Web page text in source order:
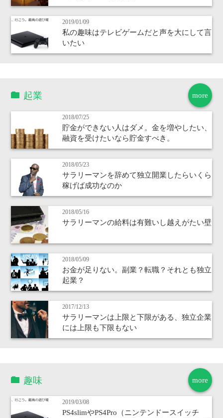
2019/01/09
私の趣味はテレビゲームだと声を大にして言
いたい
more
起業
2018/07/25
貯金ができない人はダメ。金を増やしたい、
融資を受けたいなら貯金すべき。
2018/05/23
サラリーマンを辞めて独立開業したらいくら
稼げば成功なのか
2018/05/16
サラリーマンの給料は有難いし越えがたい壁
2018/05/09
お金が足りない。副業？転職？それとも独立
起業？
2017/12/13
サラリーマンは上限と下限がある、独立企業
には上限も下限もない
more
趣味
2019/03/08
PS4slimやPS4Pro（ニンテンドースイッチ